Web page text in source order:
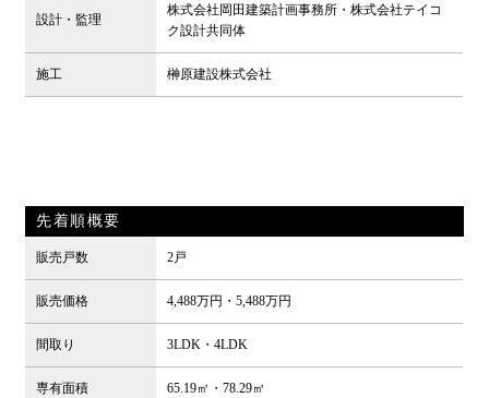
設計・監理
株式会社岡田建築計画事務所・株式会社テイコ
ク設計共同体
施工 榊原建設株式会社
先着順概要
販売戸数 2戸
販売価格 4,488万円・5,488万円
間取り 3LDK・4LDK
専有面積 65.19㎡・78.29㎡